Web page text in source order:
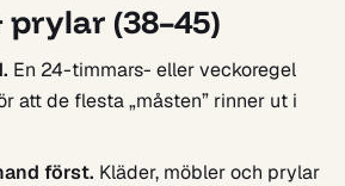
(38–45)
En 24-timmars- eller veckoregel
att de flesta „måsten” rinner ut i
först. Kläder, möbler och prylar